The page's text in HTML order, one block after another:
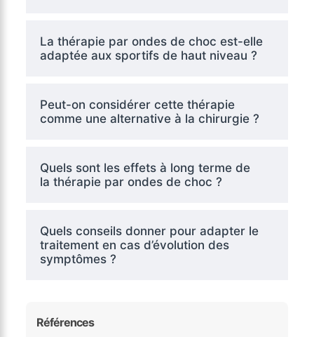
La thérapie par ondes de choc est-elle
adaptée aux sportifs de haut niveau ?
Peut-on considérer cette thérapie
comme une alternative à la chirurgie ?
Quels sont les effets à long terme de
la thérapie par ondes de choc ?
Quels conseils donner pour adapter le
traitement en cas d’évolution des
symptômes ?
Références